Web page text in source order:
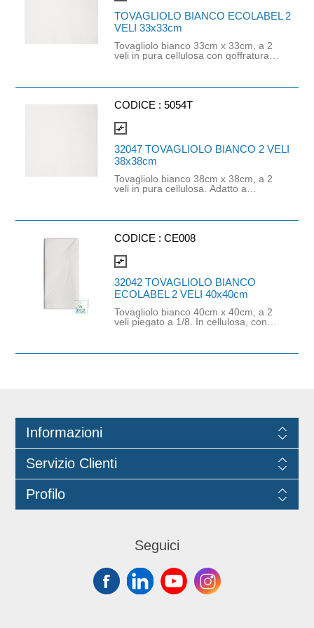
TOVAGLIOLO BIANCO ECOLABEL 2
VELI 33x33cm
Tovagliolo bianco 33cm x 33cm, a 2
veli in pura cellulosa con goffratura
morbidezza e resistenza. Confezione
certificato ECOLABEL.
CODICE :5054T
compare_arrows
32047 TOVAGLIOLO BIANCO 2 VELI
38x38cm
Tovagliolo bianco 38cm x 38cm, a 2
veli in pura cellulosa. Adatto a
Confezione da 48 pacchetti da 50
alimentare.
CODICE :CE008
compare_arrows
32042 TOVAGLIOLO BIANCO
ECOLABEL 2 VELI 40x40cm
Tovagliolo bianco 40cm x 40cm, a 2
veli piegato a 1/8. In cellulosa, con
all'uso in ogni contesto, anche quelli
Informazioni
Servizio Clienti
Profilo
Seguici